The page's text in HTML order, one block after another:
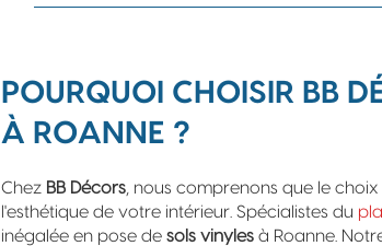
POURQUOI CHOISIR BB
À ROANNE ?
Chez BB Décors , nous comprenons que le
l'esthétique de votre intérieur. Spécialistes du
inégalée en pose de sols vinyles à Roanne.